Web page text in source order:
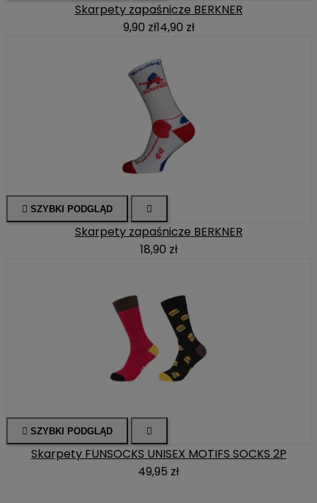
Skarpety zapaśnicze BERKNER
9,90 zł14,90 zł
 SZYBKI PODGLĄD 
Skarpety zapaśnicze BERKNER
18,90 zł
 SZYBKI PODGLĄD 
Skarpety FUNSOCKS UNISEX MOTIFS SOCKS 2P
49,95 zł